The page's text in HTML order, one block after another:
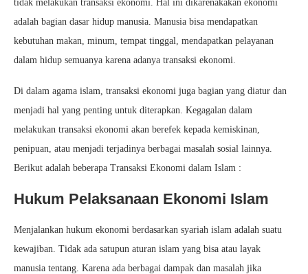
tidak melakukan transaksi ekonomi. Hal ini dikarenakakan ekonomi
adalah bagian dasar hidup manusia. Manusia bisa mendapatkan
kebutuhan makan, minum, tempat tinggal, mendapatkan pelayanan
dalam hidup semuanya karena adanya transaksi ekonomi.
Di dalam agama islam, transaksi ekonomi juga bagian yang diatur dan
menjadi hal yang penting untuk diterapkan. Kegagalan dalam
melakukan transaksi ekonomi akan berefek kepada kemiskinan,
penipuan, atau menjadi terjadinya berbagai masalah sosial lainnya.
Berikut adalah beberapa Transaksi Ekonomi dalam Islam :
Hukum Pelaksanaan Ekonomi Islam
Menjalankan hukum ekonomi berdasarkan syariah islam adalah suatu
kewajiban. Tidak ada satupun aturan islam yang bisa atau layak
manusia tentang. Karena ada berbagai dampak dan masalah jika